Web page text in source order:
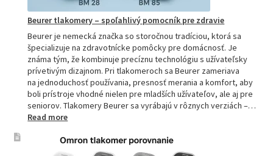
Beurer tlakomery – spoľahlivý pomocník pre zdravie
Beurer je nemecká značka so storočnou tradíciou, ktorá sa
špecializuje na zdravotnícke pomôcky pre domácnosť. Je
známa tým, že kombinuje precíznu technológiu s užívateľsky
prívetivým dizajnom. Pri tlakomeroch sa Beurer zameriava
na jednoduchosť používania, presnosť merania a komfort, aby
boli prístroje vhodné nielen pre mladších užívateľov, ale aj pre
seniorov. Tlakomery Beurer sa vyrábajú v rôznych verziách –…
Read more:
tlakomery